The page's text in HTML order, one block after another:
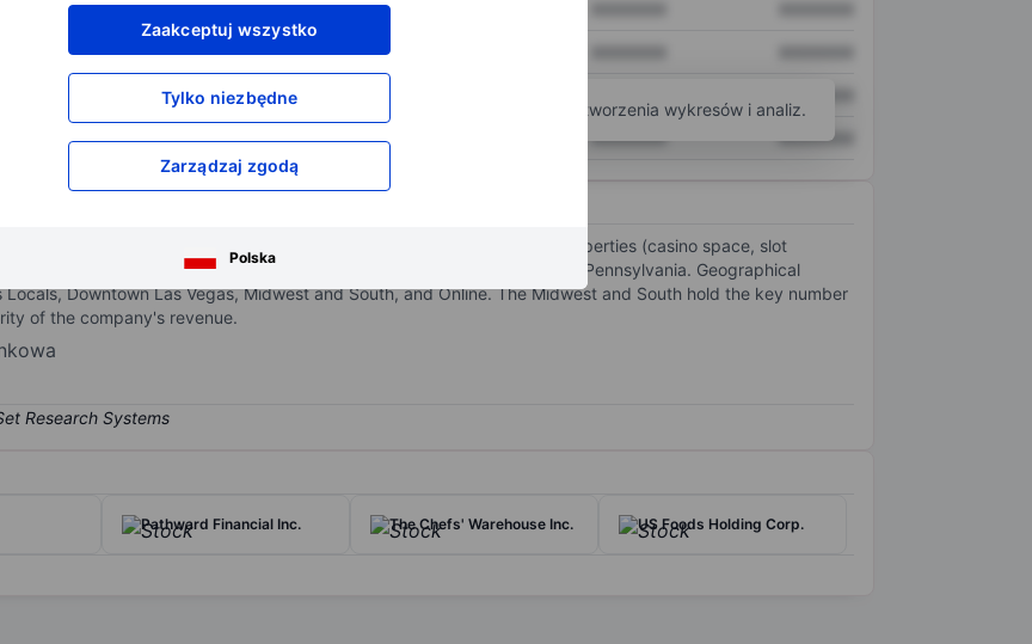
Zaakceptuj wszystko
Tylko niezbędne
Zarządzaj zgodą
Polska
XXXXXXX
XXXXXXX
XXXXXXX
XXXXXXX XXXXXXX XXXXXXX
Otwórz kontoaby uzyskać dostęp do większej ilości narzędzi do tworzenia wykresów i analiz.
The company operates wholly-owned gaming entertainment properties (casino space, slot
Illinois, Indiana, Iowa, Kansas, Louisiana, Mississippi, Missouri, Ohio, and Pennsylvania. Geographical
Downtown Las Vegas, Midwest and South, and Online. The Midwest and South hold the key number
of the company's revenue.
Pathward Financial Inc. The Chefs' Warehouse Inc. US Foods Holding Corp.